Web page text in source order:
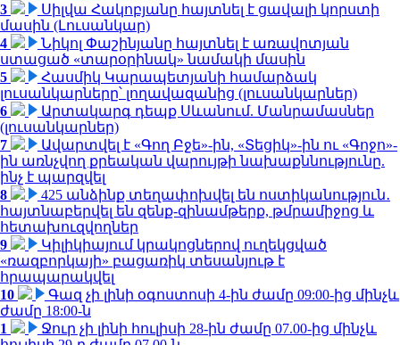
3
Սիլվա Հակոբյանը հայտնել է ցավալի կորստի
մասին (Լուսանկար)
4
Նիկոլ Փաշինյանը հայտնել է առավոտյան
ստացած «տարօրինակ» նամակի մասին
5
Հասմիկ Կարապետյանի համարձակ
լուսանկարները՝ լողավազանից (լուսանկարներ)
6
Արտակարգ դեպք Սևանում. Մանրամասներ
(լուսանկարներ)
7
Ավարտվել է «Գող Բջե»-ին, «Տեցիկ»-ին ու «Գոջո»-
ին առնչվող քրեական վարույթի նախաքննությունը.
ինչ է պարզվել
8
425 անձինք տեղափոխվել են ոստիկանություն․
հայտնաբերվել են զենք-զինամթերք, թմրամիջոց և
հետախուզվողներ
9
Կիլիկիայում կրակոցներով ուղեկցված
«ռազբորկայի» բացառիկ տեսանյութ է
հրապարակվել
10
Գազ չի լինի օգոստոսի 4-ին ժամը 09:00-ից մինչև
ժամը 18:00-ն
1
Ջուր չի լինի հուլիսի 28-ին ժամը 07.00-ից մինչև